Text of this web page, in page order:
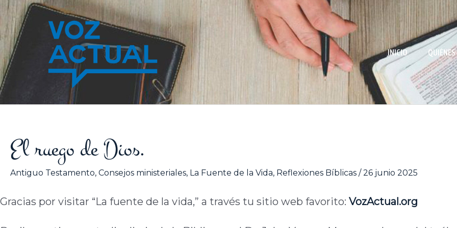
contenido
INICIO
El ruego de Dios.
Antiguo Testamento, Consejos ministeriales, La Fuente de la Vida, Reflexiones Bíblicas /26 junio 2025
Gracias por visitar “La fuente de la vida,” a través tu sitio web favorito: VozActual.org